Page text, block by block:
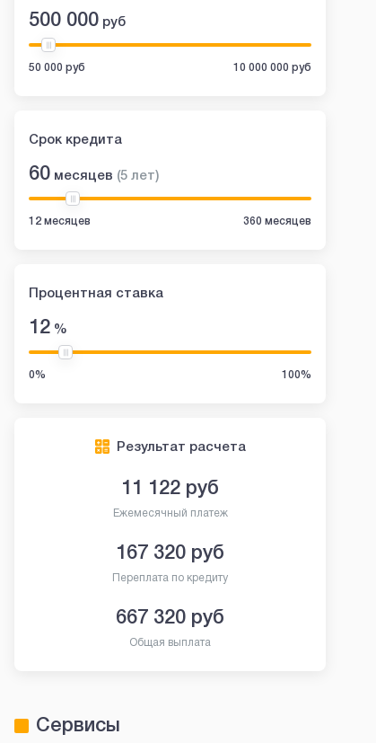
500 000 руб
50 000 руб 10 000 000 руб
Срок кредита
60 месяцев (5 лет)
12 месяцев 360 месяцев
Процентная ставка
12 %
0% 100%
Результат расчета
11 122 руб
Ежемесячный платеж
167 320 руб
Переплата по кредиту
667 320 руб
Общая выплата
Сервисы